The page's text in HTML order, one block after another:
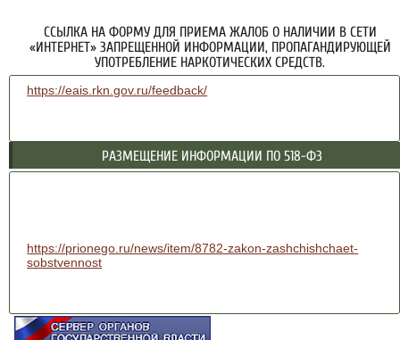
ССЫЛКА НА ФОРМУ ДЛЯ ПРИЕМА ЖАЛОБ О НАЛИЧИИ В СЕТИ
«ИНТЕРНЕТ» ЗАПРЕЩЕННОЙ ИНФОРМАЦИИ, ПРОПАГАНДИРУЮЩЕЙ
УПОТРЕБЛЕНИЕ НАРКОТИЧЕСКИХ СРЕДСТВ.
https://eais.rkn.gov.ru/feedback/
РАЗМЕЩЕНИЕ ИНФОРМАЦИИ ПО 518-ФЗ
https://prionego.ru/news/item/8782-zakon-zashchishchaet-
sobstvennost